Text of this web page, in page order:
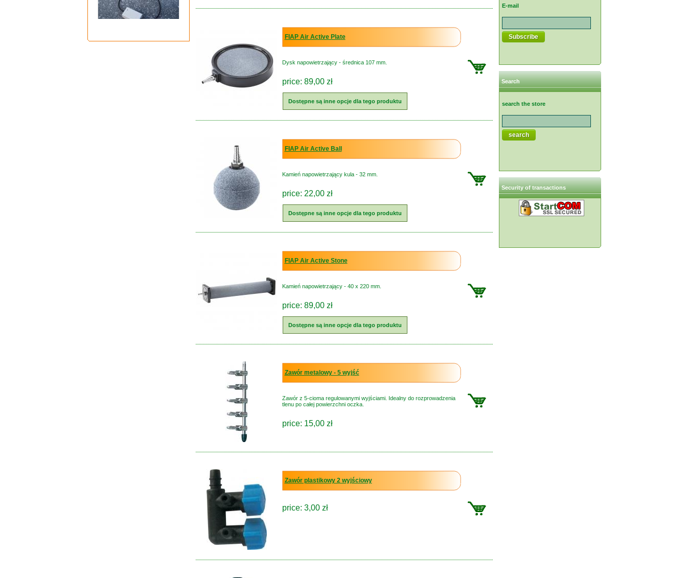
Termostat grzałki do oczka wodnego
FIAP Air Active Plate
Dysk napowietrzający - średnica 107 mm.
price: 89,00 zł
Dostępne są inne opcje dla tego produktu
FIAP Air Active Ball
Kamień napowietrzający kula - 32 mm.
price: 22,00 zł
Dostępne są inne opcje dla tego produktu
FIAP Air Active Stone
Kamień napowietrzający - 40 x 220 mm.
price: 89,00 zł
Dostępne są inne opcje dla tego produktu
Zawór metalowy - 5 wyjść
Zawór z 5-cioma regulowanymi wyjściami. Idealny do rozprowadzenia
tlenu po całej powierzchni oczka.
price: 15,00 zł
Zawór plastikowy 2 wyjściowy
price: 3,00 zł
E-mail
Search
search the store
Security of transactions